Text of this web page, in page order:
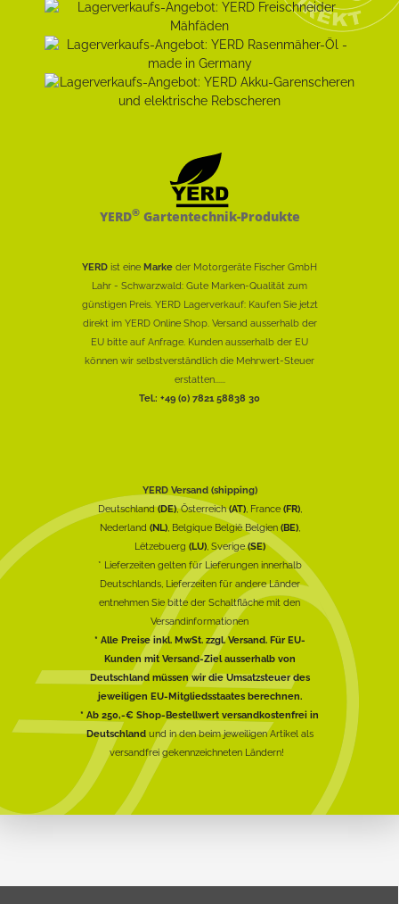
YERD®Gartentechnik-Produkte
YERD ist eine Marke der Motorgeräte Fischer GmbH
Lahr - Schwarzwald: Gute Marken-Qualität zum
günstigen Preis. YERD Lagerverkauf: Kaufen Sie jetzt
direkt im YERD Online Shop. Versand ausserhalb der
EU bitte auf Anfrage. Kunden ausserhalb der EU
können wir selbstverständlich die Mehrwert-Steuer
erstatten......
Tel.: +49 (0) 7821 58838 30
YERD Versand (shipping)
Deutschland(DE), Österreich(AT), France (FR),
Nederland (NL), Belgique België Belgien (BE),
Lëtzebuerg (LU), Sverige(SE)
* Lieferzeiten gelten für Lieferungen innerhalb
Deutschlands, Lieferzeiten für andere Länder
entnehmen Sie bitte der Schaltfläche mit den
Versandinformationen
* Alle Preise inkl. MwSt. zzgl. Versand. Für EU-
Kunden mit Versand-Ziel ausserhalb von
Deutschland müssen wir die Umsatzsteuer des
jeweiligen EU-Mitgliedsstaates berechnen.
* Ab 250,-€ Shop-Bestellwert versandkostenfrei in
Deutschlandund in den beim jeweiligen Artikel als
versandfrei gekennzeichneten Ländern!